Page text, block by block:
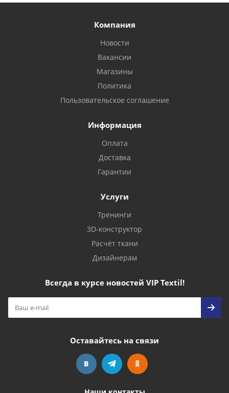
Компания
Новости
Вакансии
Магазины
Политика
Пользовательское соглашение
Информация
Оплата
Доставка
Гарантии
Услуги
Тренинги
3D-конструктор
Расчёт ткани
Дизайнерам
Всегда в курсе новостей VIP Textil!
Оставайтесь на связи